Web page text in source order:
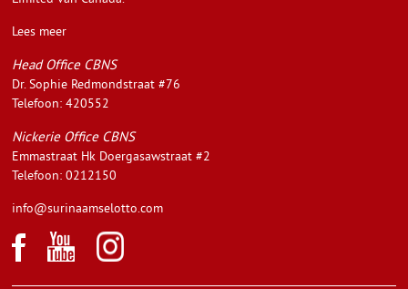
Lees meer
Head Office CBNS
Dr. Sophie Redmondstraat #76
Telefoon: 420552
Nickerie Office CBNS
Emmastraat Hk Doergasawstraat #2
Telefoon: 0212150
info@surinaamselotto.com